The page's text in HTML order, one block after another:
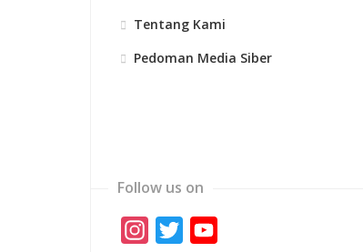
Tentang Kami
Pedoman Media Siber
Follow us on
Instagram
Twitter